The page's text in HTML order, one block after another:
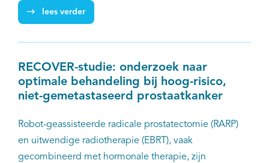
onderzoek om de prognose en de levenskwaliteit van
patiënten met nierkanker te verbeteren. Het project
lees verder
RECOVER-studie: onderzoek naar
optimale behandeling bij hoog-risico,
niet-gemetastaseerd prostaatkanker
Robot-geassisteerde radicale prostatectomie (RARP)
en uitwendige radiotherapie (EBRT), vaak
gecombineerd met hormonale therapie, zijn